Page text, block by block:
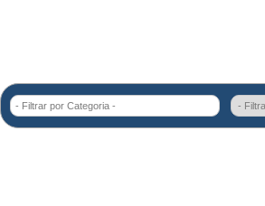
- Filtrar por Categoria -